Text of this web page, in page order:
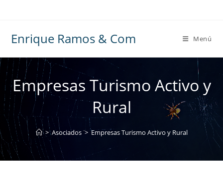
Enrique Ramos & Com Menú
Empresas Turismo Activo y
Rural
> Asociados > Empresas Turismo Activo y Rural